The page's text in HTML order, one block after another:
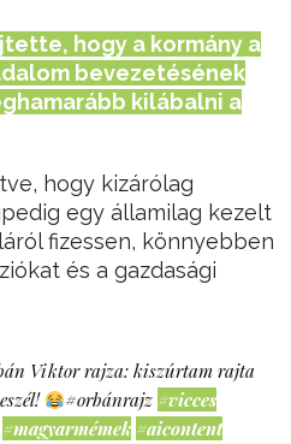
hogy a kormány a
bevezetésének
kilábalni a
hogy kizárólag
egy államilag kezelt
fizessen, könnyebben
és a gazdasági
Viktor rajza: kiszúrtam rajta
#orbánrajz #vicces
#magyarmémek #aicontent